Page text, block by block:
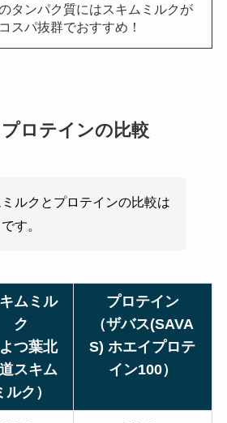
タンパク質にはスキムミルクが
コスパ抜群でおすすめ！
ロテインの比較
ルクとプロテインの比較は
す。
ムミル
ク
よつ葉北
スキム
ルク）
プロテイン
（ザバス(SAVA
S) ホエイプロテ
イン100）